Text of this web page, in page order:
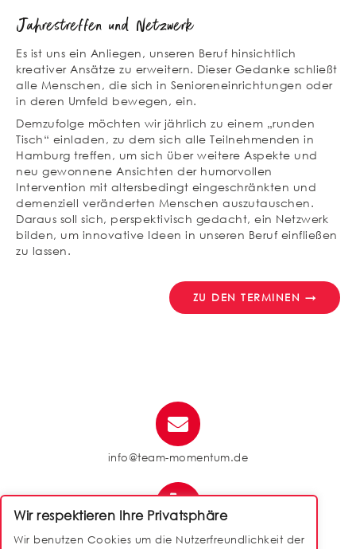
Wir respektieren Ihre Privatsphäre
Wir benutzen Cookies um die Nutzerfreundlichkeit der
Jahrestreffen und Netzwerk
Es ist uns ein Anliegen, unseren Beruf hinsichtlich
kreativer Ansätze zu erweitern. Dieser Gedanke schließt
alle Menschen, die sich in Senioreneinrichtungen oder
in deren Umfeld bewegen, ein.
Demzufolge möchten wir jährlich zu einem „runden
Tisch“ einladen, zu dem sich alle Teilnehmenden in
Hamburg treffen, um sich über weitere Aspekte und
neu gewonnene Ansichten der humorvollen
Intervention mit altersbedingt eingeschränkten und
demenziell veränderten Menschen auszutauschen.
Daraus soll sich, perspektivisch gedacht, ein Netzwerk
bilden, um innovative Ideen in unseren Beruf einfließen
zu lassen.
ZU DEN TERMINEN →
info@team-momentum.de
040 / 88 14 50 90